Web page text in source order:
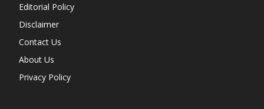
Editorial Policy
Disclaimer
Contact Us
About Us
Privacy Policy